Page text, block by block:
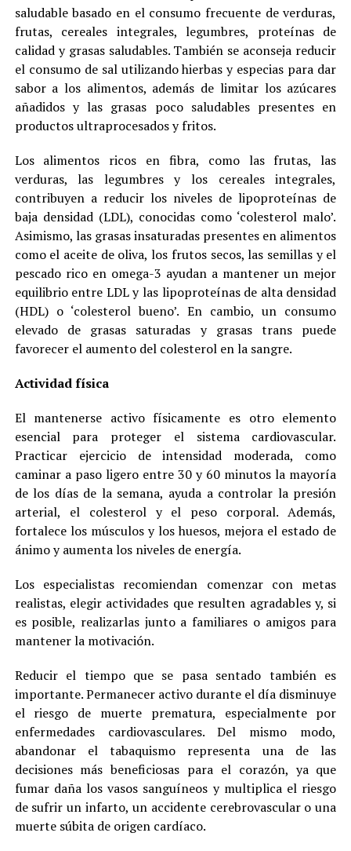
saludable basado en el consumo frecuente de verduras,
frutas, cereales integrales, legumbres, proteínas de
calidad y grasas saludables. También se aconseja reducir
el consumo de sal utilizando hierbas y especias para dar
sabor a los alimentos, además de limitar los azúcares
añadidos y las grasas poco saludables presentes en
productos ultraprocesados y fritos.
Los alimentos ricos en fibra, como las frutas, las
verduras, las legumbres y los cereales integrales,
contribuyen a reducir los niveles de lipoproteínas de
baja densidad (LDL), conocidas como ‘colesterol malo’.
Asimismo, las grasas insaturadas presentes en alimentos
como el aceite de oliva, los frutos secos, las semillas y el
pescado rico en omega-3 ayudan a mantener un mejor
equilibrio entre LDL y las lipoproteínas de alta densidad
(HDL) o ‘colesterol bueno’. En cambio, un consumo
elevado de grasas saturadas y grasas trans puede
favorecer el aumento del colesterol en la sangre.
Actividad física
El mantenerse activo físicamente es otro elemento
esencial para proteger el sistema cardiovascular.
Practicar ejercicio de intensidad moderada, como
caminar a paso ligero entre 30 y 60 minutos la mayoría
de los días de la semana, ayuda a controlar la presión
arterial, el colesterol y el peso corporal. Además,
fortalece los músculos y los huesos, mejora el estado de
ánimo y aumenta los niveles de energía.
Los especialistas recomiendan comenzar con metas
realistas, elegir actividades que resulten agradables y, si
es posible, realizarlas junto a familiares o amigos para
mantener la motivación.
Reducir el tiempo que se pasa sentado también es
importante. Permanecer activo durante el día disminuye
el riesgo de muerte prematura, especialmente por
enfermedades cardiovasculares. Del mismo modo,
abandonar el tabaquismo representa una de las
decisiones más beneficiosas para el corazón, ya que
fumar daña los vasos sanguíneos y multiplica el riesgo
de sufrir un infarto, un accidente cerebrovascular o una
muerte súbita de origen cardíaco.